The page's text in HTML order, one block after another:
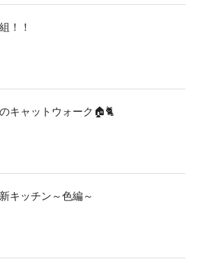
！！
キャットウォーク🏠🐈
キッチン～色編～